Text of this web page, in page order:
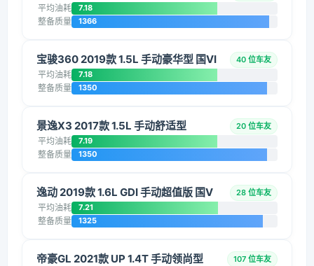
平均油耗 7.18
整备质量 1366
宝骏360 2019款 1.5L 手动豪华型 国VI 40 位车友
平均油耗 7.18
整备质量 1350
景逸X3 2017款 1.5L 手动舒适型 20 位车友
平均油耗 7.19
整备质量 1350
逸动 2019款 1.6L GDI 手动超值版 国V 28 位车友
平均油耗 7.21
整备质量 1325
帝豪GL 2021款 UP 1.4T 手动领尚型 107 位车友